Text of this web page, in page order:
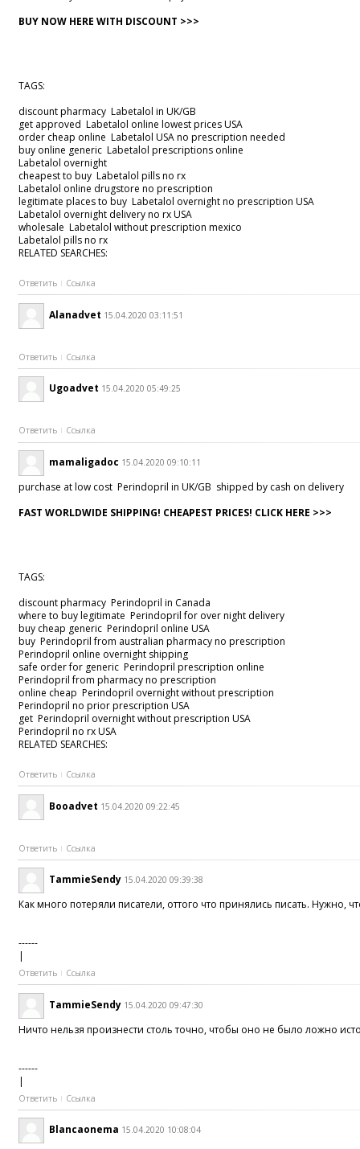
BUY NOW HERE WITH DISCOUNT >>>
TAGS:
discount pharmacy Labetalol in UK/GB
get approved Labetalol online lowest prices USA
order cheap online Labetalol USA no prescription needed
buy online generic Labetalol prescriptions online
Labetalol overnight
cheapest to buy Labetalol pills no rx
Labetalol online drugstore no prescription
legitimate places to buy Labetalol overnight no prescription USA
Labetalol overnight delivery no rx USA
wholesale Labetalol without prescription mexico
Labetalol pills no rx
RELATED SEARCHES:
Ответить Ссылка
Alanadvet 15.04.2020 03:11:51
Ответить Ссылка
Ugoadvet 15.04.2020 05:49:25
Ответить Ссылка
mamaligadoc 15.04.2020 09:10:11
purchase at low cost Perindopril in UK/GB shipped by cash on delivery
FAST WORLDWIDE SHIPPING! CHEAPEST PRICES! CLICK HERE >>>
TAGS:
discount pharmacy Perindopril in Canada
where to buy legitimate Perindopril for over night delivery
buy cheap generic Perindopril online USA
buy Perindopril from australian pharmacy no prescription
Perindopril online overnight shipping
safe order for generic Perindopril prescription online
Perindopril from pharmacy no prescription
online cheap Perindopril overnight without prescription
Perindopril no prior prescription USA
get Perindopril overnight without prescription USA
Perindopril no rx USA
RELATED SEARCHES:
Ответить Ссылка
Booadvet 15.04.2020 09:22:45
Ответить Ссылка
TammieSendy 15.04.2020 09:39:38
Как много потеряли писатели, оттого что принялись писать. Нужно,
------
|
Ответить Ссылка
TammieSendy 15.04.2020 09:47:30
Ничто нельзя произнести столь точно, чтобы оно не было ложно
------
|
Ответить Ссылка
Blancaonema 15.04.2020 10:08:04